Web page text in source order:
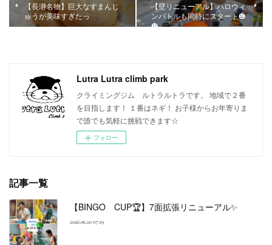
【長瀞名物】巨大なすまんじ
ゅうが美味すぎたっ
【壁リニューアル】ハロウィ
ンバトルも同時にスタート🎃
🎃
Lutra Lutra climb park
クライミングジム ルトラルトラです。 地域で２番
を目指します！ １番はネギ！ お子様からお年寄りま
で誰でも気軽に挑戦できます☆
フォロー
記事一覧
【BINGO CUP🏆】7面拡張リニューアル✨
2026.06.20 07:19